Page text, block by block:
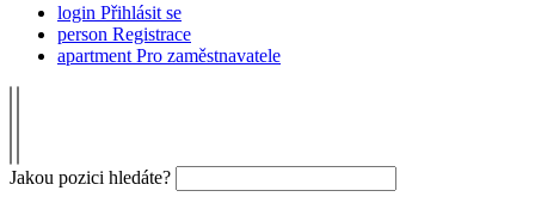
login Přihlásit se
person Registrace
apartmentPro zaměstnavatele
Jakou pozici hledáte?